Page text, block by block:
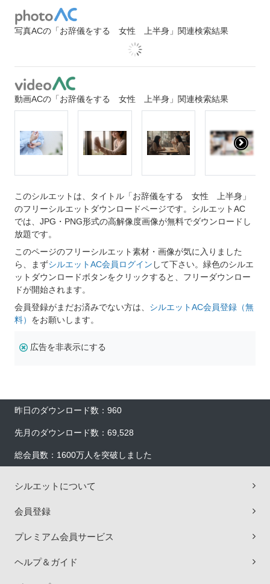
写真ACの「お辞儀をする 女性 上半身」関連検索結果
動画ACの「お辞儀をする 女性 上半身」関連検索結果
このシルエットは、タイトル「お辞儀をする 女性 上半身」
のフリーシルエットダウンロードページです。シルエットAC
では、JPG・PNG形式の高解像度画像が無料でダウンロードし
放題です。
このページのフリーシルエット素材・画像が気に入りました
ら、まずシルエットAC会員ログイン して下さい。緑色のシルエ
ットダウンロードボタンをクリックすると、フリーダウンロー
ドが開始されます。
会員登録がまだお済みでない方は、 シルエットAC会員登録（無
料） をお願いします。
広告を非表示にする
昨日のダウンロード数：960
先月のダウンロード数：69,528
総会員数：1600万人を突破しました
シルエットについて
会員登録
プレミアム会員サービス
ヘルプ＆ガイド